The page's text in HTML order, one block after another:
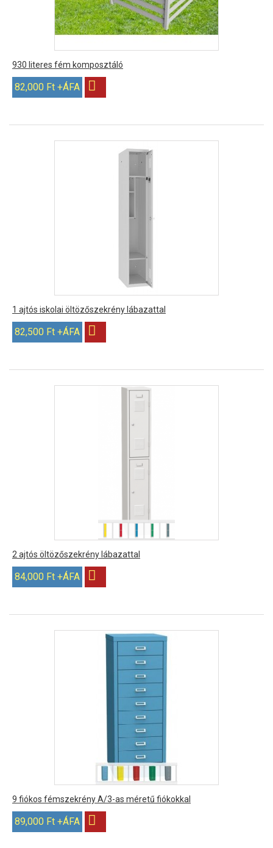
930 literes fém komposztáló
82,000 Ft +ÁFA
1 ajtós iskolai öltözőszekrény lábazattal
82,500 Ft +ÁFA
2 ajtós öltözőszekrény lábazattal
84,000 Ft +ÁFA
9 fiókos fémszekrény A/3-as méretű fiókokkal
89,000 Ft +ÁFA